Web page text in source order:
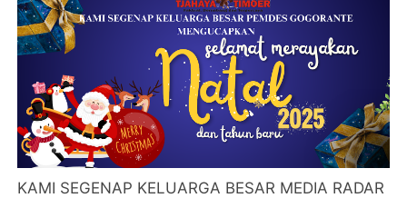
KAMI SEGENAP KELUARGA BESAR MEDIA RADAR